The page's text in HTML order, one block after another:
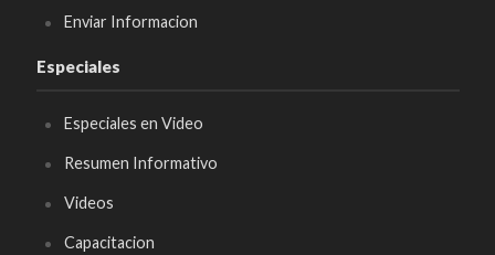
Enviar Informacion
Especiales
Especiales en Video
Resumen Informativo
Videos
Capacitacion